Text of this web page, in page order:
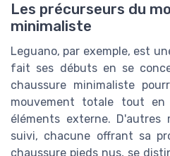
Les précurseurs du
minimaliste
Leguano, par exemple, est
fait ses débuts en se
chaussure minimaliste
mouvement totale tout
éléments externe. D'autres
suivi, chacune offrant sa
chaussure pieds nus, se